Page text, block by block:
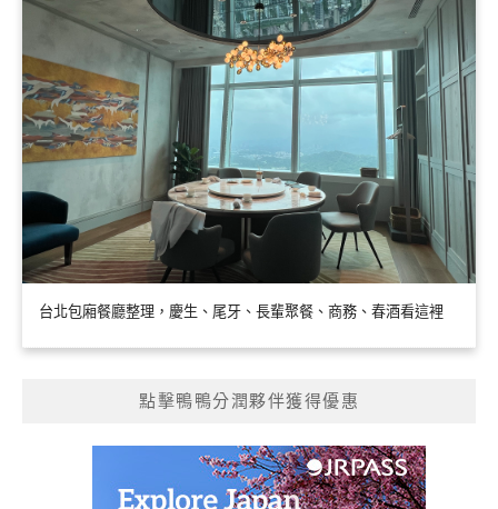
台北包廂餐廳整理，慶生、尾牙、長輩聚餐、商務、春酒看這裡
點擊鴨鴨分潤夥伴獲得優惠